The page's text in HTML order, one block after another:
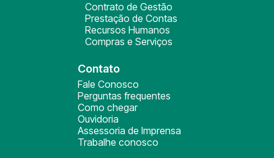
Contrato de Gestão
Prestação de Contas
Recursos Humanos
Compras e Serviços
Contato
Fale Conosco
Perguntas frequentes
Como chegar
Ouvidoria
Assessoria de Imprensa
Trabalhe conosco